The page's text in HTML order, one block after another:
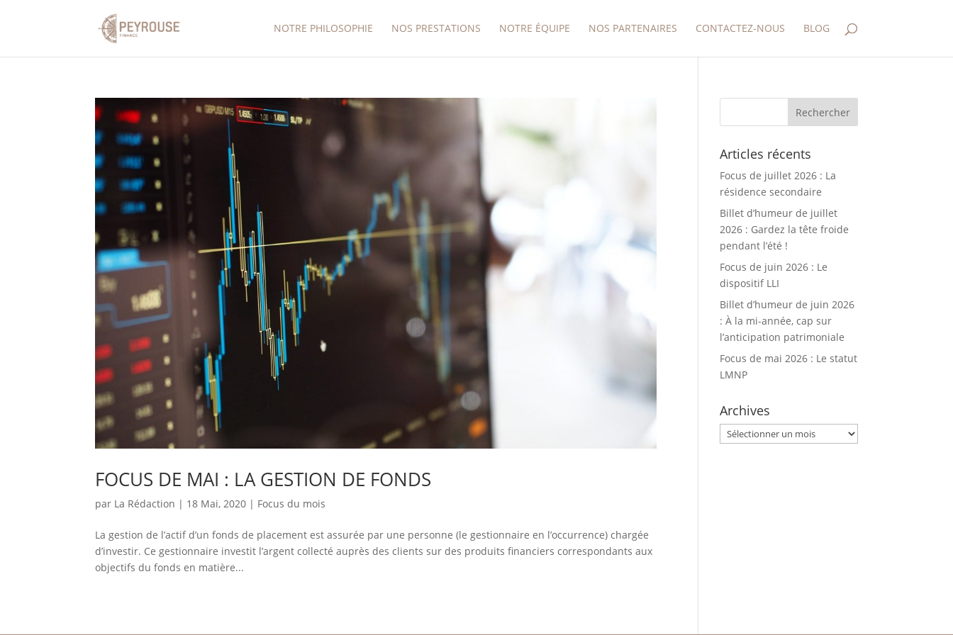
NOTRE PHILOSOPHIE NOS PRESTATIONS NOTRE ÉQUIPE NOS PARTENAIRES CONTACTEZ-NOUS BLOG
FOCUS DE MAI : LA GESTION DE FONDS
par La Rédaction | 18 Mai, 2020 | Focus du mois
La gestion de l’actif d’un fonds de placement est assurée par une personne (le gestionnaire en l’occurrence) chargée
d’investir. Ce gestionnaire investit l’argent collecté auprès des clients sur des produits financiers correspondants aux
objectifs du fonds en matière...
Articles récents
Focus de juillet 2026 : La
résidence secondaire
Billet d’humeur de juillet
2026 : Gardez la tête froide
pendant l’été !
Focus de juin 2026 : Le
dispositif LLI
Billet d’humeur de juin 2026
: À la mi-année, cap sur
l’anticipation patrimoniale
Focus de mai 2026 : Le statut
LMNP
Archives
Archives